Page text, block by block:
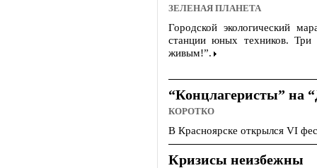
ЗЕЛЕНАЯ ПЛАНЕТА
Городской экологический
станции юных техников. Три
живым!”.
“Концлагеристы” на
КОРОТКО
В Красноярске открылся VI
Кризисы неизбежны